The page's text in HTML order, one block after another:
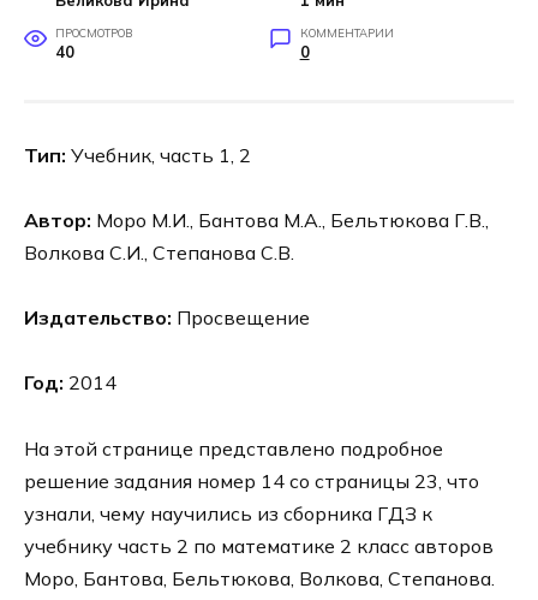
ПРОСМОТРОВ
40
КОММЕНТАРИИ
0
Тип: Учебник, часть 1, 2
Автор: Моро М.И., Бантова М.А., Бельтюкова Г.В.,
Волкова С.И., Степанова С.В.
Издательство: Просвещение
Год: 2014
На этой странице представлено подробное
решение задания номер 14 со страницы 23, что
узнали, чему научились из сборника ГДЗ к
учебнику часть 2 по математике 2 класс авторов
Моро, Бантова, Бельтюкова, Волкова, Степанова.